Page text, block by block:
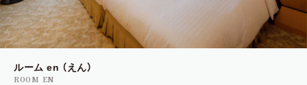
ルーム en （えん）
ROOM EN